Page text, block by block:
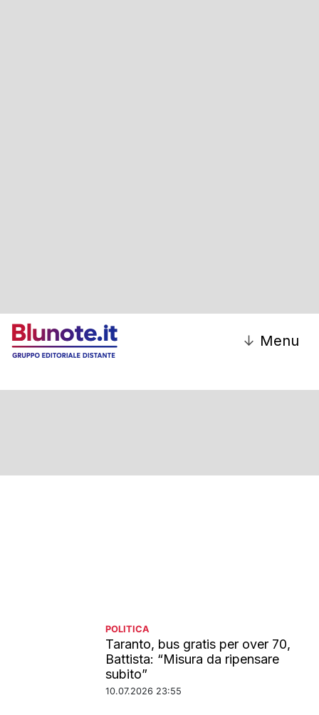
↓ Menu
POLITICA
Taranto, bus gratis per over 70,
Battista: “Misura da ripensare
subito”
10.07.2026 23:55